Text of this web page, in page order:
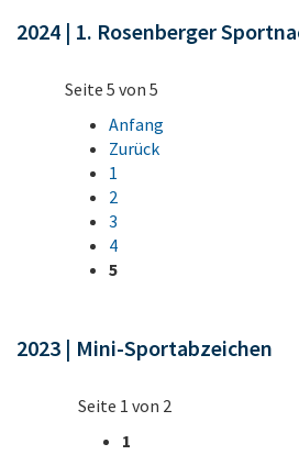
2024 | 1. Rosenberger
Seite 5 von 5
Anfang
Zurück
1
2
3
4
5
2023 | Mini-Sportabzeichen
Seite 1 von 2
1